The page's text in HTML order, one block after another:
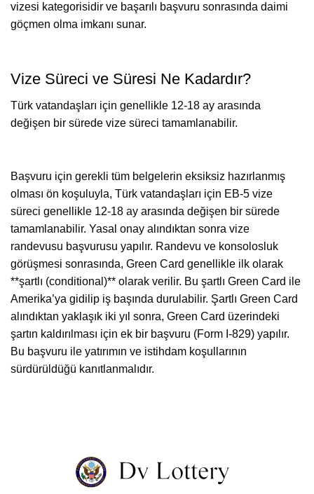
vizesi kategorisidir ve başarılı başvuru sonrasında daimi
göçmen olma imkanı sunar.
Vize Süreci ve Süresi Ne Kadardır?
Türk vatandaşları için genellikle 12-18 ay arasında
değişen bir sürede vize süreci tamamlanabilir.
Başvuru için gerekli tüm belgelerin eksiksiz hazırlanmış
olması ön koşuluyla, Türk vatandaşları için EB-5 vize
süreci genellikle 12-18 ay arasında değişen bir sürede
tamamlanabilir. Yasal onay alındıktan sonra vize
randevusu başvurusu yapılır. Randevu ve konsolosluk
görüşmesi sonrasında, Green Card genellikle ilk olarak
**şartlı (conditional)** olarak verilir. Bu şartlı Green Card ile
Amerika’ya gidilip iş başında durulabilir. Şartlı Green Card
alındıktan yaklaşık iki yıl sonra, Green Card üzerindeki
şartın kaldırılması için ek bir başvuru (Form I-829) yapılır.
Bu başvuru ile yatırımın ve istihdam koşullarının
sürdürüldüğü kanıtlanmalıdır.